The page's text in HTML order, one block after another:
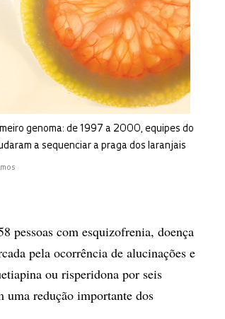
genoma: de 1997 a 2000, equipes do
a sequenciar a praga dos laranjais
pessoas com esquizofrenia, doença
pela ocorrência de alucinações e
ou risperidona por seis
uma redução importante dos